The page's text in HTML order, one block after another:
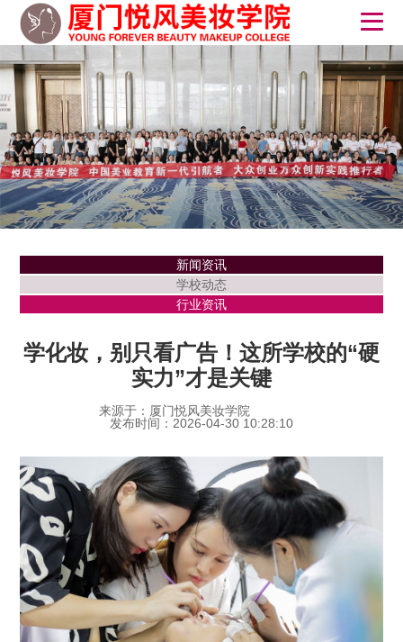
新闻资讯
学校动态
行业资讯
学化妆，别只看广告！这所学校的“硬
实力”才是关键
来源于：厦门悦风美妆学院
发布时间：2026-04-30 10:28:10